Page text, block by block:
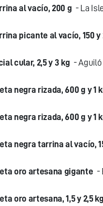
al vacío, 200 g - La
picante al vacío, 150 y
cular, 2,5 y 3 kg - Aguiló
negra rizada, 600 g y 1
negra rizada, 600 g y 1
negra tarrina al vacío,
oro artesana gigante -
oro artesana, 1,5 y 2,5 kg